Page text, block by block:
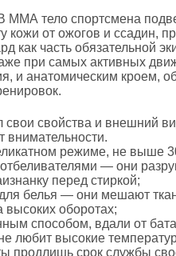
ММА тело спортсмена
кожи от ожогов и
часть обязательной
при самых активных
и анатомическим кроем,
свойства и внешний
внимательности.
режиме, не выше
— они
перед стиркой;
белья — они мешают
оборотах;
способом, вдали от
любит высокие
продлишь срок службы